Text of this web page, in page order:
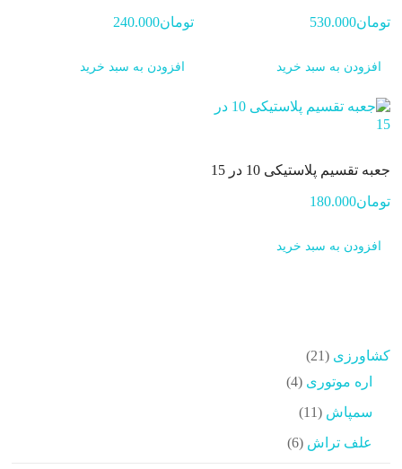
تومان530.000
افزودن به سبد خرید
تومان240.000
افزودن به سبد خرید
جعبه تقسیم پلاستیکی 10 در 15
تومان180.000
افزودن به سبد خرید
کشاورزی 21
21
محصولات اره موتوری 4
4
سمپاش 11
11
علف تراش 6
6